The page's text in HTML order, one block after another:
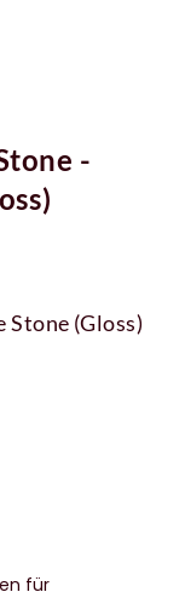
-
Stone (Gloss)
für